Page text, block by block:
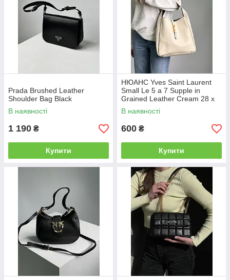
Prada Brushed Leather
Shoulder Bag Black
В наявності
1 190 ₴
Купити
НЮАНС Yves Saint Laurent
Small Le 5 a 7 Supple in
Grained Leather Cream 28 х
28 х 8 см
В наявності
600 ₴
Купити